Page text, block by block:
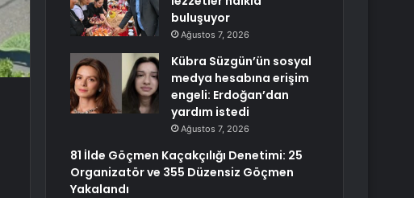
buluşuyor
Ağustos 7, 2026
Kübra Süzgün’ün sosyal
medya hesabına erişim
engeli: Erdoğan’dan
yardım istedi
Ağustos 7, 2026
81 İlde Göçmen Kaçakçılığı Denetimi: 25
Organizatör ve 355 Düzensiz Göçmen
Yakalandı